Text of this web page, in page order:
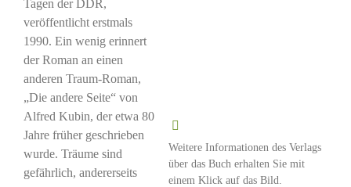
Weitere Informationen des Verlags
über das Buch erhalten Sie mit
einem Klick auf das Bild.
Tagen der DDR,
veröffentlicht erstmals
1990. Ein wenig erinnert
der Roman an einen
anderen Traum-Roman,
„Die andere Seite“ von
Alfred Kubin, der etwa 80
Jahre früher geschrieben
wurde. Träume sind
gefährlich, andererseits